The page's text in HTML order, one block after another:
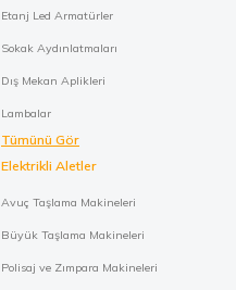
Etanj Led Armatürler
Sokak Aydınlatmaları
Dış Mekan Aplikleri
Lambalar
Tümünü Gör
Elektrikli Aletler
Avuç Taşlama Makineleri
Büyük Taşlama Makineleri
Polisaj ve Zımpara Makineleri